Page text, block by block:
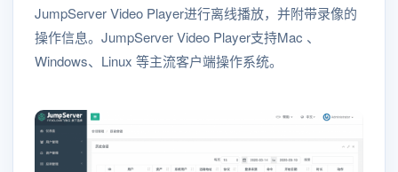
JumpServer Video Player进行离线播放，并附带录像的
操作信息。JumpServer Video Player支持Mac 、
Windows、Linux 等主流客户端操作系统。